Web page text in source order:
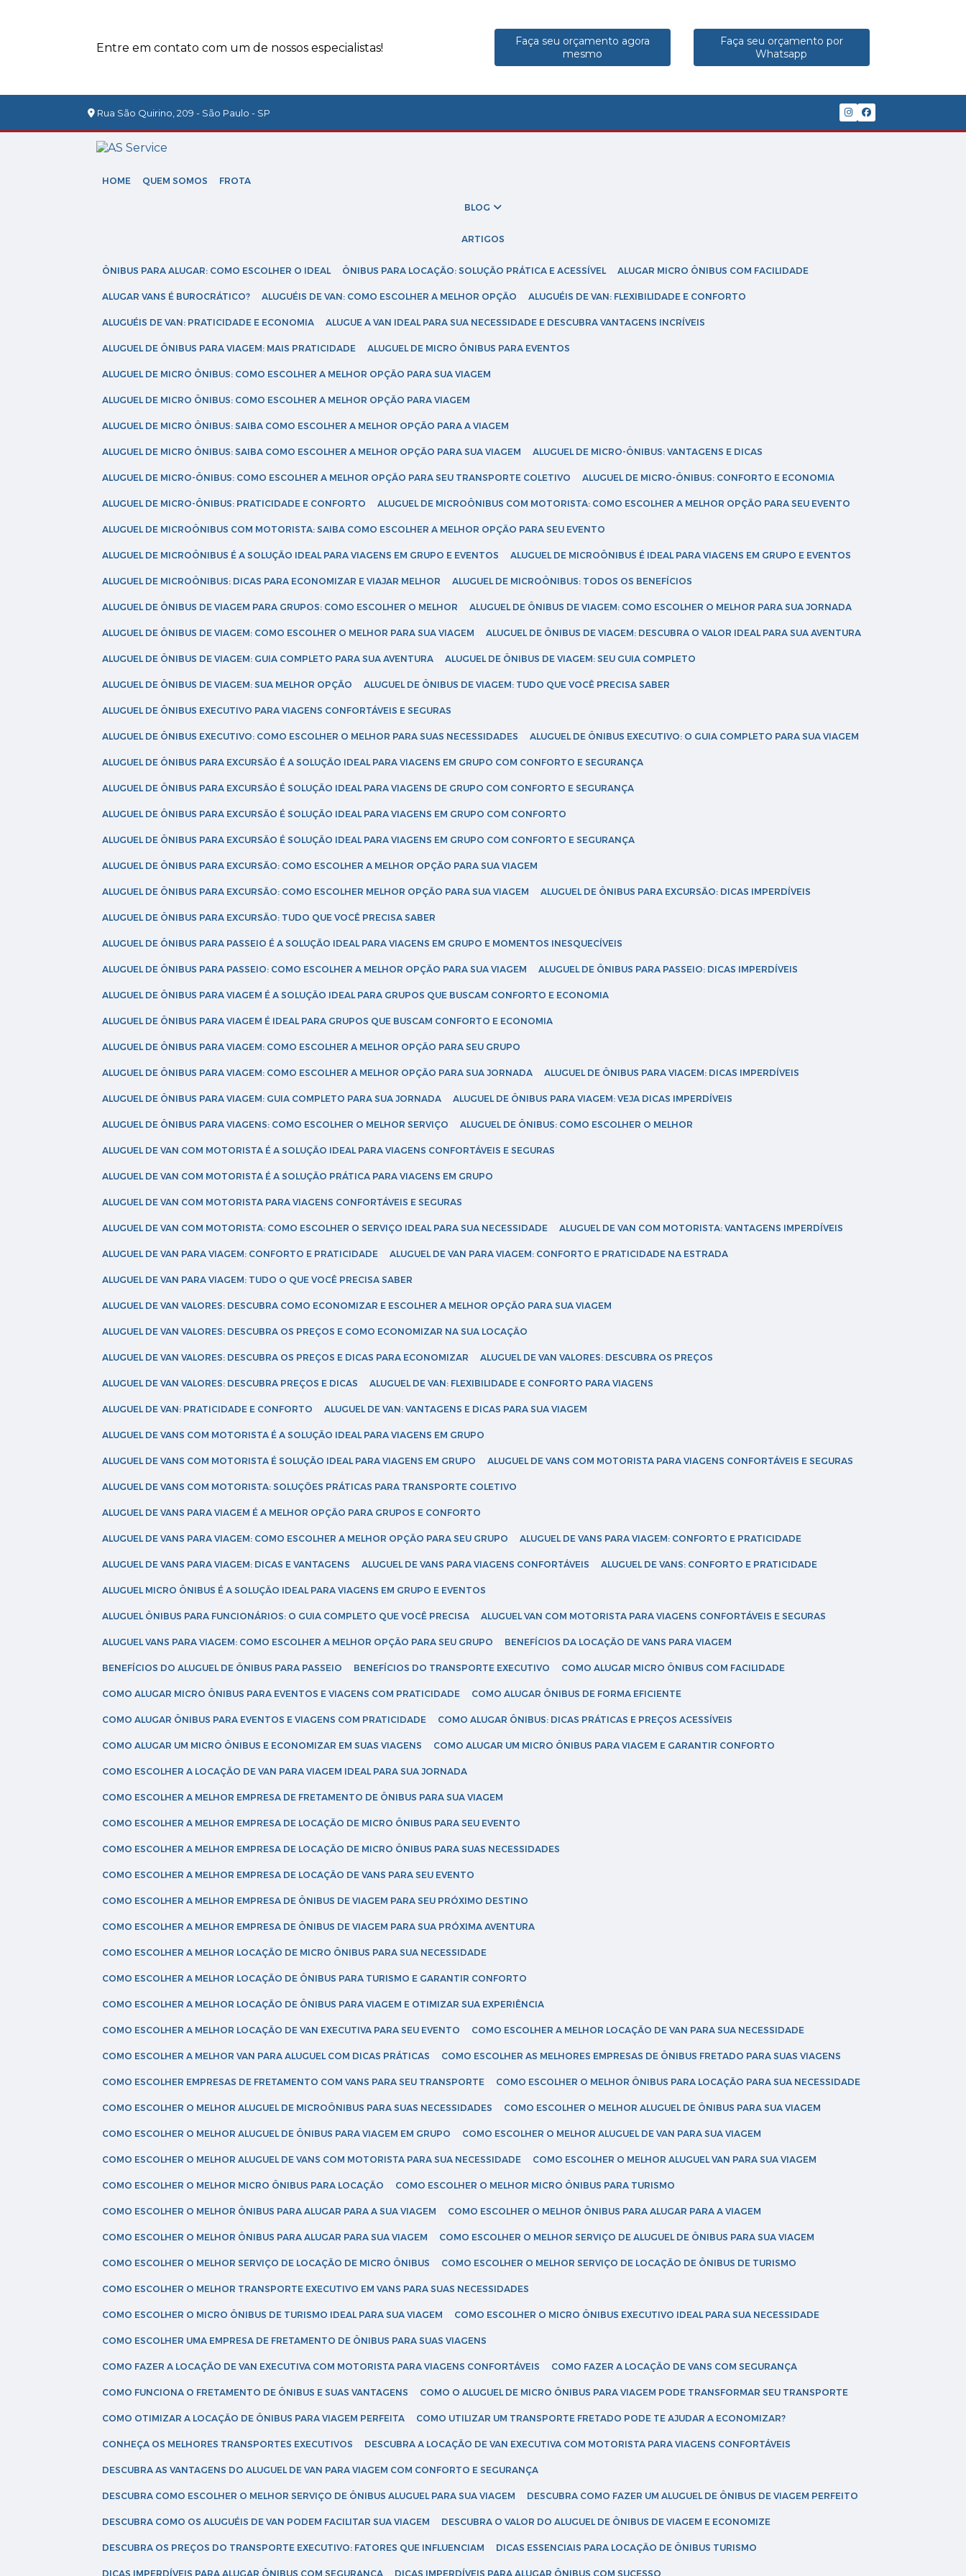
Entre em contato com um de nossos especialistas!
Faça seu orçamento agora
mesmo
Faça seu orçamento por
Whatsapp
Rua São Quirino, 209 - São Paulo - SP
HOME QUEM SOMOS FROTA
BLOG
ARTIGOS
ÔNIBUS PARA ALUGAR: COMO ESCOLHER O IDEAL ÔNIBUS PARA LOCAÇÃO: SOLUÇÃO PRÁTICA E ACESSÍVEL ALUGAR MICRO ÔNIBUS COM FACILIDADE
ALUGAR VANS É BUROCRÁTICO? ALUGUÉIS DE VAN: COMO ESCOLHER A MELHOR OPÇÃO ALUGUÉIS DE VAN: FLEXIBILIDADE E CONFORTO
ALUGUÉIS DE VAN: PRATICIDADE E ECONOMIA ALUGUE A VAN IDEAL PARA SUA NECESSIDADE E DESCUBRA VANTAGENS INCRÍVEIS
ALUGUEL DE ÔNIBUS PARA VIAGEM: MAIS PRATICIDADE ALUGUEL DE MICRO ÔNIBUS PARA EVENTOS
ALUGUEL DE MICRO ÔNIBUS: COMO ESCOLHER A MELHOR OPÇÃO PARA SUA VIAGEM
ALUGUEL DE MICRO ÔNIBUS: COMO ESCOLHER A MELHOR OPÇÃO PARA VIAGEM
ALUGUEL DE MICRO ÔNIBUS: SAIBA COMO ESCOLHER A MELHOR OPÇÃO PARA A VIAGEM
ALUGUEL DE MICRO ÔNIBUS: SAIBA COMO ESCOLHER A MELHOR OPÇÃO PARA SUA VIAGEM ALUGUEL DE MICRO-ÔNIBUS: VANTAGENS E DICAS
ALUGUEL DE MICRO-ÔNIBUS: COMO ESCOLHER A MELHOR OPÇÃO PARA SEU TRANSPORTE COLETIVO ALUGUEL DE MICRO-ÔNIBUS: CONFORTO E ECONOMIA
ALUGUEL DE MICRO-ÔNIBUS: PRATICIDADE E CONFORTO ALUGUEL DE MICROÔNIBUS COM MOTORISTA: COMO ESCOLHER A MELHOR OPÇÃO PARA SEU EVENTO
ALUGUEL DE MICROÔNIBUS COM MOTORISTA: SAIBA COMO ESCOLHER A MELHOR OPÇÃO PARA SEU EVENTO
ALUGUEL DE MICROÔNIBUS É A SOLUÇÃO IDEAL PARA VIAGENS EM GRUPO E EVENTOS ALUGUEL DE MICROÔNIBUS É IDEAL PARA VIAGENS EM GRUPO E EVENTOS
ALUGUEL DE MICROÔNIBUS: DICAS PARA ECONOMIZAR E VIAJAR MELHOR ALUGUEL DE MICROÔNIBUS: TODOS OS BENEFÍCIOS
ALUGUEL DE ÔNIBUS DE VIAGEM PARA GRUPOS: COMO ESCOLHER O MELHOR ALUGUEL DE ÔNIBUS DE VIAGEM: COMO ESCOLHER O MELHOR PARA SUA JORNADA
ALUGUEL DE ÔNIBUS DE VIAGEM: COMO ESCOLHER O MELHOR PARA SUA VIAGEM ALUGUEL DE ÔNIBUS DE VIAGEM: DESCUBRA O VALOR IDEAL PARA SUA AVENTURA
ALUGUEL DE ÔNIBUS DE VIAGEM: GUIA COMPLETO PARA SUA AVENTURA ALUGUEL DE ÔNIBUS DE VIAGEM: SEU GUIA COMPLETO
ALUGUEL DE ÔNIBUS DE VIAGEM: SUA MELHOR OPÇÃO ALUGUEL DE ÔNIBUS DE VIAGEM: TUDO QUE VOCÊ PRECISA SABER
ALUGUEL DE ÔNIBUS EXECUTIVO PARA VIAGENS CONFORTÁVEIS E SEGURAS
ALUGUEL DE ÔNIBUS EXECUTIVO: COMO ESCOLHER O MELHOR PARA SUAS NECESSIDADES ALUGUEL DE ÔNIBUS EXECUTIVO: O GUIA COMPLETO PARA SUA VIAGEM
ALUGUEL DE ÔNIBUS PARA EXCURSÃO É A SOLUÇÃO IDEAL PARA VIAGENS EM GRUPO COM CONFORTO E SEGURANÇA
ALUGUEL DE ÔNIBUS PARA EXCURSÃO É SOLUÇÃO IDEAL PARA VIAGENS DE GRUPO COM CONFORTO E SEGURANÇA
ALUGUEL DE ÔNIBUS PARA EXCURSÃO É SOLUÇÃO IDEAL PARA VIAGENS EM GRUPO COM CONFORTO
ALUGUEL DE ÔNIBUS PARA EXCURSÃO É SOLUÇÃO IDEAL PARA VIAGENS EM GRUPO COM CONFORTO E SEGURANÇA
ALUGUEL DE ÔNIBUS PARA EXCURSÃO: COMO ESCOLHER A MELHOR OPÇÃO PARA SUA VIAGEM
ALUGUEL DE ÔNIBUS PARA EXCURSÃO: COMO ESCOLHER MELHOR OPÇÃO PARA SUA VIAGEM ALUGUEL DE ÔNIBUS PARA EXCURSÃO: DICAS IMPERDÍVEIS
ALUGUEL DE ÔNIBUS PARA EXCURSÃO: TUDO QUE VOCÊ PRECISA SABER
ALUGUEL DE ÔNIBUS PARA PASSEIO É A SOLUÇÃO IDEAL PARA VIAGENS EM GRUPO E MOMENTOS INESQUECÍVEIS
ALUGUEL DE ÔNIBUS PARA PASSEIO: COMO ESCOLHER A MELHOR OPÇÃO PARA SUA VIAGEM ALUGUEL DE ÔNIBUS PARA PASSEIO: DICAS IMPERDÍVEIS
ALUGUEL DE ÔNIBUS PARA VIAGEM É A SOLUÇÃO IDEAL PARA GRUPOS QUE BUSCAM CONFORTO E ECONOMIA
ALUGUEL DE ÔNIBUS PARA VIAGEM É IDEAL PARA GRUPOS QUE BUSCAM CONFORTO E ECONOMIA
ALUGUEL DE ÔNIBUS PARA VIAGEM: COMO ESCOLHER A MELHOR OPÇÃO PARA SEU GRUPO
ALUGUEL DE ÔNIBUS PARA VIAGEM: COMO ESCOLHER A MELHOR OPÇÃO PARA SUA JORNADA ALUGUEL DE ÔNIBUS PARA VIAGEM: DICAS IMPERDÍVEIS
ALUGUEL DE ÔNIBUS PARA VIAGEM: GUIA COMPLETO PARA SUA JORNADA ALUGUEL DE ÔNIBUS PARA VIAGEM: VEJA DICAS IMPERDÍVEIS
ALUGUEL DE ÔNIBUS PARA VIAGENS: COMO ESCOLHER O MELHOR SERVIÇO ALUGUEL DE ÔNIBUS: COMO ESCOLHER O MELHOR
ALUGUEL DE VAN COM MOTORISTA É A SOLUÇÃO IDEAL PARA VIAGENS CONFORTÁVEIS E SEGURAS
ALUGUEL DE VAN COM MOTORISTA É A SOLUÇÃO PRÁTICA PARA VIAGENS EM GRUPO
ALUGUEL DE VAN COM MOTORISTA PARA VIAGENS CONFORTÁVEIS E SEGURAS
ALUGUEL DE VAN COM MOTORISTA: COMO ESCOLHER O SERVIÇO IDEAL PARA SUA NECESSIDADE ALUGUEL DE VAN COM MOTORISTA: VANTAGENS IMPERDÍVEIS
ALUGUEL DE VAN PARA VIAGEM: CONFORTO E PRATICIDADE ALUGUEL DE VAN PARA VIAGEM: CONFORTO E PRATICIDADE NA ESTRADA
ALUGUEL DE VAN PARA VIAGEM: TUDO O QUE VOCÊ PRECISA SABER
ALUGUEL DE VAN VALORES: DESCUBRA COMO ECONOMIZAR E ESCOLHER A MELHOR OPÇÃO PARA SUA VIAGEM
ALUGUEL DE VAN VALORES: DESCUBRA OS PREÇOS E COMO ECONOMIZAR NA SUA LOCAÇÃO
ALUGUEL DE VAN VALORES: DESCUBRA OS PREÇOS E DICAS PARA ECONOMIZAR ALUGUEL DE VAN VALORES: DESCUBRA OS PREÇOS
ALUGUEL DE VAN VALORES: DESCUBRA PREÇOS E DICAS ALUGUEL DE VAN: FLEXIBILIDADE E CONFORTO PARA VIAGENS
ALUGUEL DE VAN: PRATICIDADE E CONFORTO ALUGUEL DE VAN: VANTAGENS E DICAS PARA SUA VIAGEM
ALUGUEL DE VANS COM MOTORISTA É A SOLUÇÃO IDEAL PARA VIAGENS EM GRUPO
ALUGUEL DE VANS COM MOTORISTA É SOLUÇÃO IDEAL PARA VIAGENS EM GRUPO ALUGUEL DE VANS COM MOTORISTA PARA VIAGENS CONFORTÁVEIS E SEGURAS
ALUGUEL DE VANS COM MOTORISTA: SOLUÇÕES PRÁTICAS PARA TRANSPORTE COLETIVO
ALUGUEL DE VANS PARA VIAGEM É A MELHOR OPÇÃO PARA GRUPOS E CONFORTO
ALUGUEL DE VANS PARA VIAGEM: COMO ESCOLHER A MELHOR OPÇÃO PARA SEU GRUPO ALUGUEL DE VANS PARA VIAGEM: CONFORTO E PRATICIDADE
ALUGUEL DE VANS PARA VIAGEM: DICAS E VANTAGENS ALUGUEL DE VANS PARA VIAGENS CONFORTÁVEIS ALUGUEL DE VANS: CONFORTO E PRATICIDADE
ALUGUEL MICRO ÔNIBUS É A SOLUÇÃO IDEAL PARA VIAGENS EM GRUPO E EVENTOS
ALUGUEL ÔNIBUS PARA FUNCIONÁRIOS: O GUIA COMPLETO QUE VOCÊ PRECISA ALUGUEL VAN COM MOTORISTA PARA VIAGENS CONFORTÁVEIS E SEGURAS
ALUGUEL VANS PARA VIAGEM: COMO ESCOLHER A MELHOR OPÇÃO PARA SEU GRUPO BENEFÍCIOS DA LOCAÇÃO DE VANS PARA VIAGEM
BENEFÍCIOS DO ALUGUEL DE ÔNIBUS PARA PASSEIO BENEFÍCIOS DO TRANSPORTE EXECUTIVO COMO ALUGAR MICRO ÔNIBUS COM FACILIDADE
COMO ALUGAR MICRO ÔNIBUS PARA EVENTOS E VIAGENS COM PRATICIDADE COMO ALUGAR ÔNIBUS DE FORMA EFICIENTE
COMO ALUGAR ÔNIBUS PARA EVENTOS E VIAGENS COM PRATICIDADE COMO ALUGAR ÔNIBUS: DICAS PRÁTICAS E PREÇOS ACESSÍVEIS
COMO ALUGAR UM MICRO ÔNIBUS E ECONOMIZAR EM SUAS VIAGENS COMO ALUGAR UM MICRO ÔNIBUS PARA VIAGEM E GARANTIR CONFORTO
COMO ESCOLHER A LOCAÇÃO DE VAN PARA VIAGEM IDEAL PARA SUA JORNADA
COMO ESCOLHER A MELHOR EMPRESA DE FRETAMENTO DE ÔNIBUS PARA SUA VIAGEM
COMO ESCOLHER A MELHOR EMPRESA DE LOCAÇÃO DE MICRO ÔNIBUS PARA SEU EVENTO
COMO ESCOLHER A MELHOR EMPRESA DE LOCAÇÃO DE MICRO ÔNIBUS PARA SUAS NECESSIDADES
COMO ESCOLHER A MELHOR EMPRESA DE LOCAÇÃO DE VANS PARA SEU EVENTO
COMO ESCOLHER A MELHOR EMPRESA DE ÔNIBUS DE VIAGEM PARA SEU PRÓXIMO DESTINO
COMO ESCOLHER A MELHOR EMPRESA DE ÔNIBUS DE VIAGEM PARA SUA PRÓXIMA AVENTURA
COMO ESCOLHER A MELHOR LOCAÇÃO DE MICRO ÔNIBUS PARA SUA NECESSIDADE
COMO ESCOLHER A MELHOR LOCAÇÃO DE ÔNIBUS PARA TURISMO E GARANTIR CONFORTO
COMO ESCOLHER A MELHOR LOCAÇÃO DE ÔNIBUS PARA VIAGEM E OTIMIZAR SUA EXPERIÊNCIA
COMO ESCOLHER A MELHOR LOCAÇÃO DE VAN EXECUTIVA PARA SEU EVENTO COMO ESCOLHER A MELHOR LOCAÇÃO DE VAN PARA SUA NECESSIDADE
COMO ESCOLHER A MELHOR VAN PARA ALUGUEL COM DICAS PRÁTICAS COMO ESCOLHER AS MELHORES EMPRESAS DE ÔNIBUS FRETADO PARA SUAS VIAGENS
COMO ESCOLHER EMPRESAS DE FRETAMENTO COM VANS PARA SEU TRANSPORTE COMO ESCOLHER O MELHOR ÔNIBUS PARA LOCAÇÃO PARA SUA NECESSIDADE
COMO ESCOLHER O MELHOR ALUGUEL DE MICROÔNIBUS PARA SUAS NECESSIDADES COMO ESCOLHER O MELHOR ALUGUEL DE ÔNIBUS PARA SUA VIAGEM
COMO ESCOLHER O MELHOR ALUGUEL DE ÔNIBUS PARA VIAGEM EM GRUPO COMO ESCOLHER O MELHOR ALUGUEL DE VAN PARA SUA VIAGEM
COMO ESCOLHER O MELHOR ALUGUEL DE VANS COM MOTORISTA PARA SUA NECESSIDADE COMO ESCOLHER O MELHOR ALUGUEL VAN PARA SUA VIAGEM
COMO ESCOLHER O MELHOR MICRO ÔNIBUS PARA LOCAÇÃO COMO ESCOLHER O MELHOR MICRO ÔNIBUS PARA TURISMO
COMO ESCOLHER O MELHOR ÔNIBUS PARA ALUGAR PARA A SUA VIAGEM COMO ESCOLHER O MELHOR ÔNIBUS PARA ALUGAR PARA A VIAGEM
COMO ESCOLHER O MELHOR ÔNIBUS PARA ALUGAR PARA SUA VIAGEM COMO ESCOLHER O MELHOR SERVIÇO DE ALUGUEL DE ÔNIBUS PARA SUA VIAGEM
COMO ESCOLHER O MELHOR SERVIÇO DE LOCAÇÃO DE MICRO ÔNIBUS COMO ESCOLHER O MELHOR SERVIÇO DE LOCAÇÃO DE ÔNIBUS DE TURISMO
COMO ESCOLHER O MELHOR TRANSPORTE EXECUTIVO EM VANS PARA SUAS NECESSIDADES
COMO ESCOLHER O MICRO ÔNIBUS DE TURISMO IDEAL PARA SUA VIAGEM COMO ESCOLHER O MICRO ÔNIBUS EXECUTIVO IDEAL PARA SUA NECESSIDADE
COMO ESCOLHER UMA EMPRESA DE FRETAMENTO DE ÔNIBUS PARA SUAS VIAGENS
COMO FAZER A LOCAÇÃO DE VAN EXECUTIVA COM MOTORISTA PARA VIAGENS CONFORTÁVEIS COMO FAZER A LOCAÇÃO DE VANS COM SEGURANÇA
COMO FUNCIONA O FRETAMENTO DE ÔNIBUS E SUAS VANTAGENS COMO O ALUGUEL DE MICRO ÔNIBUS PARA VIAGEM PODE TRANSFORMAR SEU TRANSPORTE
COMO OTIMIZAR A LOCAÇÃO DE ÔNIBUS PARA VIAGEM PERFEITA COMO UTILIZAR UM TRANSPORTE FRETADO PODE TE AJUDAR A ECONOMIZAR?
CONHEÇA OS MELHORES TRANSPORTES EXECUTIVOS DESCUBRA A LOCAÇÃO DE VAN EXECUTIVA COM MOTORISTA PARA VIAGENS CONFORTÁVEIS
DESCUBRA AS VANTAGENS DO ALUGUEL DE VAN PARA VIAGEM COM CONFORTO E SEGURANÇA
DESCUBRA COMO ESCOLHER O MELHOR SERVIÇO DE ÔNIBUS ALUGUEL PARA SUA VIAGEM DESCUBRA COMO FAZER UM ALUGUEL DE ÔNIBUS DE VIAGEM PERFEITO
DESCUBRA COMO OS ALUGUÉIS DE VAN PODEM FACILITAR SUA VIAGEM DESCUBRA O VALOR DO ALUGUEL DE ÔNIBUS DE VIAGEM E ECONOMIZE
DESCUBRA OS PREÇOS DO TRANSPORTE EXECUTIVO: FATORES QUE INFLUENCIAM DICAS ESSENCIAIS PARA LOCAÇÃO DE ÔNIBUS TURISMO
DICAS IMPERDÍVEIS PARA ALUGAR ÔNIBUS COM SEGURANÇA DICAS IMPERDÍVEIS PARA ALUGAR ÔNIBUS COM SUCESSO